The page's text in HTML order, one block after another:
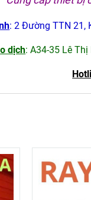
: 2 Đường TTN 21,
dịch: A34-35 Lê